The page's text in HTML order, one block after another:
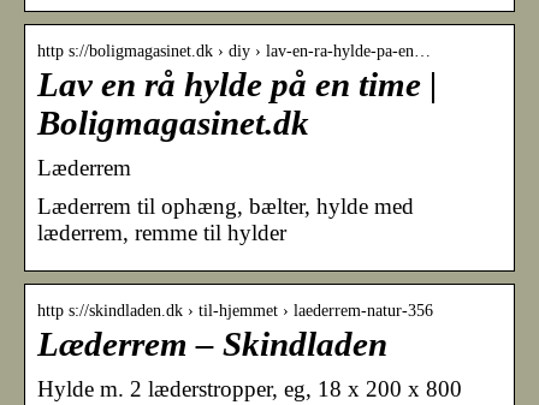
http s://boligmagasinet.dk › diy › lav-en-ra-hylde-pa-en…
Lav en rå hylde på en time |
Boligmagasinet.dk
Læderrem
Læderrem til ophæng, bælter, hylde med
læderrem, remme til hylder
http s://skindladen.dk › til-hjemmet › laederrem-natur-356
Læderrem – Skindladen
Hylde m. 2 læderstropper, eg, 18 x 200 x 800